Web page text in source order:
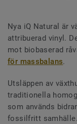
Nya iQ Natural är
attribuerad vinyl.
mot biobaserad
för massbalans.
Utsläppen av
traditionella
som används
fossilfritt samhälle.